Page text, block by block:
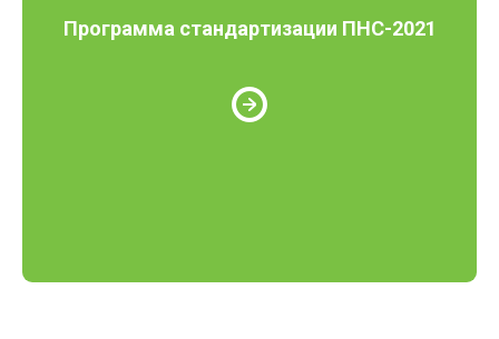
Программа стандартизации ПНС-2021